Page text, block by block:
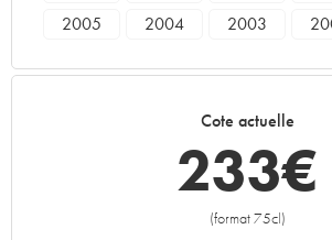
2005
2004 2003
1975
Cote actuelle
233€
(format 75cl)